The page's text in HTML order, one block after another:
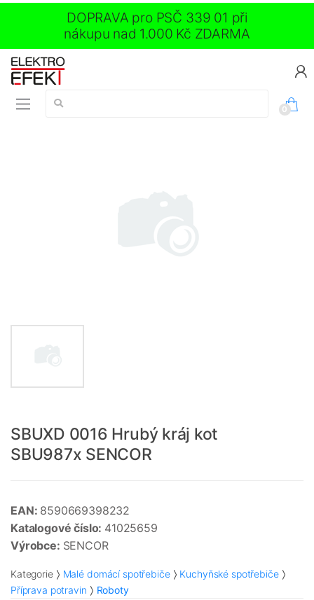
DOPRAVA pro PSČ 339 01 při
nákupu nad 1.000 Kč ZDARMA
Vyhledávání:
0
SBUXD 0016 Hrubý kráj kot
SBU987x SENCOR
EAN: 8590669398232
Katalogové číslo: 41025659
Výrobce: SENCOR
Kategorie Malé domácí spotřebiče
Kuchyňské spotřebiče
Příprava potravin
Roboty